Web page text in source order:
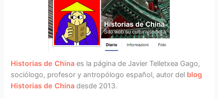
Historias de China es la página de Javier Telletxea Gago,
sociólogo, profesor y antropólogo español, autor del blog
Historias de China desde 2013.